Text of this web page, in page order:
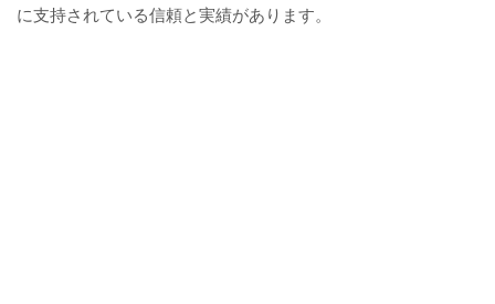
に支持されている信頼と実績があります。